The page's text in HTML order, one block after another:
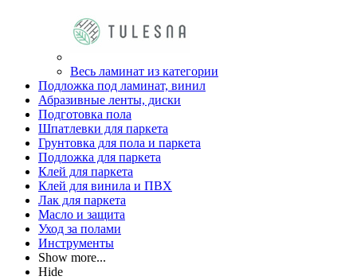
Весь ламинат из категории
Подложка под ламинат, винил
Абразивные ленты, диски
Подготовка пола
Шпатлевки для паркета
Грунтовка для пола и паркета
Подложка для паркета
Клей для паркета
Клей для винила и ПВХ
Лак для паркета
Масло и защита
Уход за полами
Инструменты
Show more...
Hide